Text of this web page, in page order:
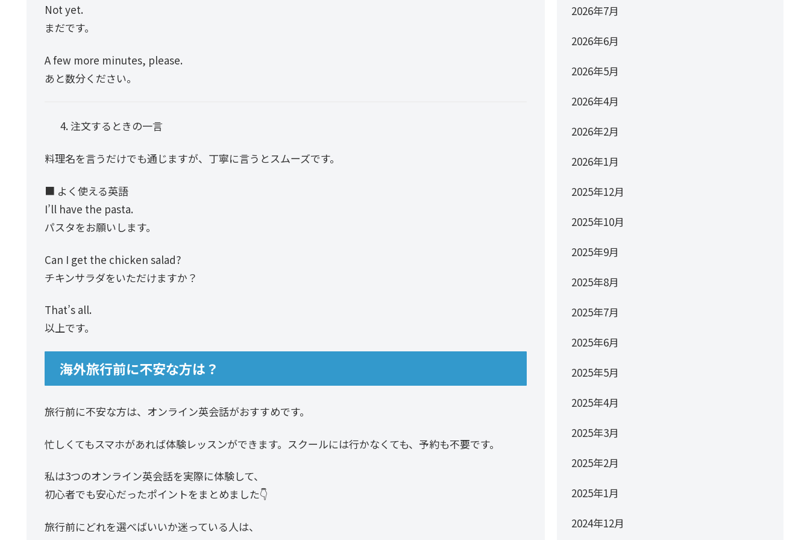
Not yet.
まだです。
A few more minutes, please.
あと数分ください。
注文するときの一言
料理名を言うだけでも通じますが、丁寧に言うとスムーズです。
■ よく使える英語
I’ll have the pasta.
パスタをお願いします。
Can I get the chicken salad?
チキンサラダをいただけますか？
That’s all.
以上です。
海外旅行前に不安な方は？
旅行前に不安な方は、オンライン英会話がおすすめです。
忙しくてもスマホがあれば体験レッスンができます。スクールには行かなくても、予約も不要です。
私は3つのオンライン英会話を実際に体験して、
初心者でも安心だったポイントをまとめました👇
旅行前にどれを選べばいいか迷っている人は、
2026年7月
2026年6月
2026年5月
2026年4月
2026年2月
2026年1月
2025年12月
2025年10月
2025年9月
2025年8月
2025年7月
2025年6月
2025年5月
2025年4月
2025年3月
2025年2月
2025年1月
2024年12月